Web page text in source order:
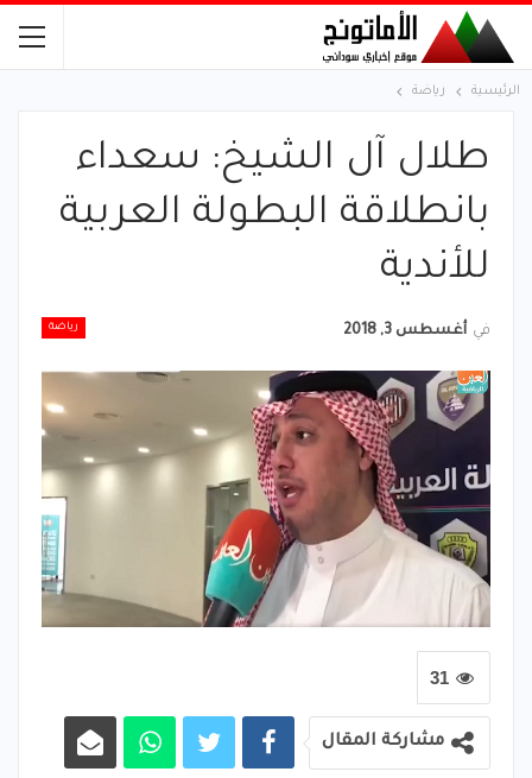
الرئيسية رياضة
طلال آل الشيخ: سعداء
بانطلاقة البطولة العربية
للأندية
رياضة في أغسطس 3, 2018
31
مشاركة المقال